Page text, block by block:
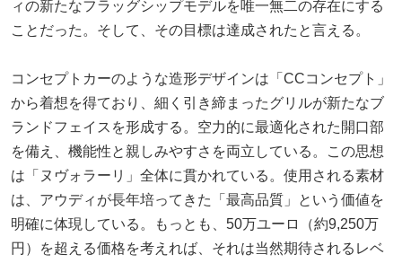
ィの新たなフラッグシップモデルを唯一無二の存在にする
ことだった。そして、その目標は達成されたと言える。
コンセプトカーのような造形デザインは「CCコンセプト」
から着想を得ており、細く引き締まったグリルが新たなブ
ランドフェイスを形成する。空力的に最適化された開口部
を備え、機能性と親しみやすさを両立している。この思想
は「ヌヴォラーリ」全体に貫かれている。使用される素材
は、アウディが長年培ってきた「最高品質」という価値を
明確に体現している。もっとも、50万ユーロ（約9,250万
円）を超える価格を考えれば、それは当然期待されるレベ